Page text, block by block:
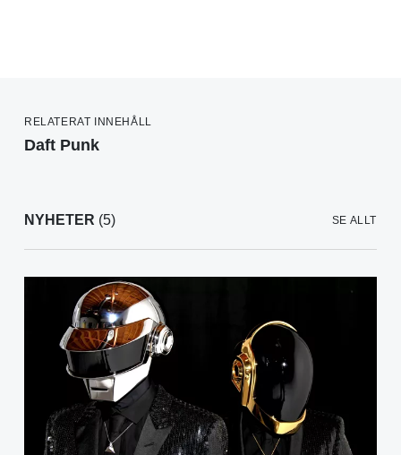
RELATERAT INNEHÅLL
Daft Punk
NYHETER (5) SE ALLT